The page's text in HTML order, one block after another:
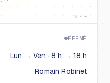
S · E
FERMÉ
Lun → Ven · 8 h → 18 h
Romain Robinet